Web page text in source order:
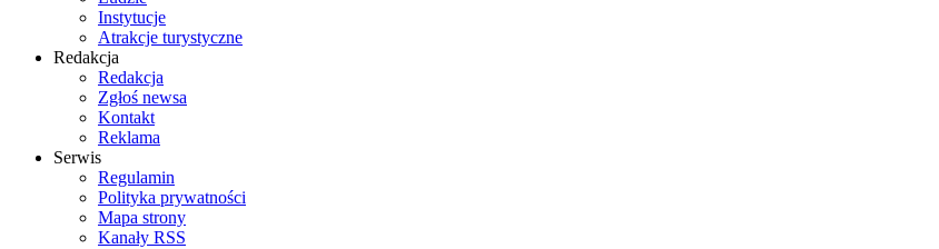
Instytucje
Atrakcje turystyczne
Redakcja
Redakcja
Zgłoś newsa
Kontakt
Reklama
Serwis
Regulamin
Polityka prywatności
Mapa strony
Kanały RSS